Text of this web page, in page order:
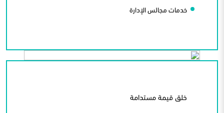
خدمات مجالس الإدارة
خلق قيمة مستدامة